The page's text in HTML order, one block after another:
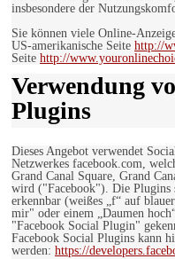
insbesondere der
Sie können viele Online-
US-amerikanische Seite http://
Seite http://
Verwendung
Plugins
Dieses Angebot verwendet
Netzwerkes facebook.com,
Grand Canal Square, Grand
wird ("Facebook"). Die Plugins
erkennbar (weißes „f“ auf
mir" oder einem „Daumen
"Facebook Social Plugin"
Facebook Social Plugins kann
werden: https://